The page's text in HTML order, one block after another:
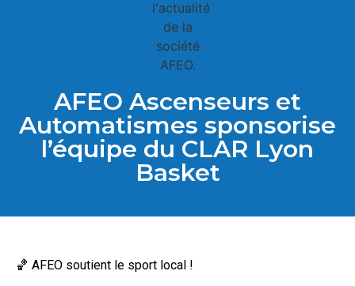
AFEO Ascenseurs et
Automatismes sponsorise
l’équipe du CLAR Lyon
Basket
🏀 AFEO soutient le sport local !